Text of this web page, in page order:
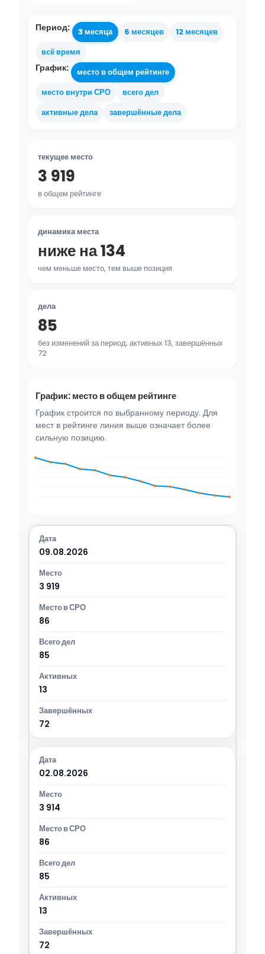
Период: 3 месяца 6 месяцев
12 месяцев
всё время
График:
место в общем рейтинге
место внутри СРО
всего дел
активные дела
завершённые дела
текущее место
3 919
в общем рейтинге
динамика места
ниже на 134
чем меньше место, тем выше позиция
дела
85
без изменений за период; активных 13, завершённых
72
График: место в общем рейтинге
График строится по выбранному периоду. Для
мест в рейтинге линия выше означает более
сильную позицию.
09.08.2026
3 919
86
85
13
72
02.08.2026
3 914
86
85
13
72